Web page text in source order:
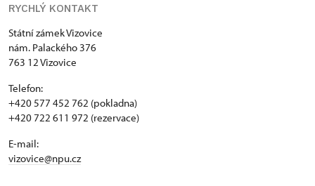
RYCHLÝ KONTAKT
Státní zámek Vizovice
nám. Palackého 376
763 12 Vizovice
Telefon:
+420 577 452 762 (pokladna)
+420 722 611 972 (rezervace)
E-mail:
vizovice@npu.cz